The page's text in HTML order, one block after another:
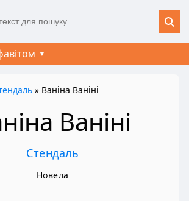
» Ваніна Ваніні
Ваніні
Стендаль
Новела